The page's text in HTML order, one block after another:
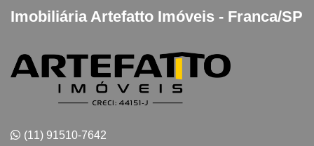
Imobiliária Artefatto Imóveis - Franca/SP
(11) 91510-7642